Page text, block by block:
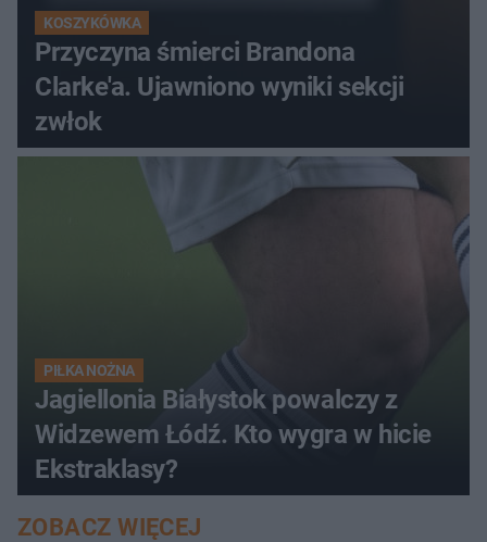
KOSZYKÓWKA
Przyczyna śmierci Brandona
Clarke'a. Ujawniono wyniki sekcji
zwłok
PIŁKA NOŻNA
Jagiellonia Białystok powalczy z
Widzewem Łódź. Kto wygra w hicie
Ekstraklasy?
ZOBACZ WIĘCEJ